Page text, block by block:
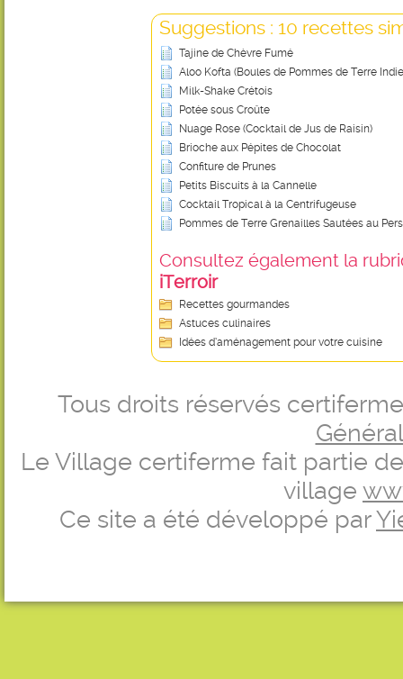
Suggestions : 10 recettes
Tajine de Chèvre Fumé
Aloo Kofta (Boules de Pommes de Terre
Milk-Shake Crétois
Potée sous Croûte
Nuage Rose (Cocktail de Jus de Raisin)
Brioche aux Pépites de Chocolat
Confiture de Prunes
Petits Biscuits à la Cannelle
Cocktail Tropical à la Centrifugeuse
Pommes de Terre Grenailles Sautées au
Consultez également la
iTerroir
Recettes gourmandes
Astuces culinaires
Idées d’aménagement pour votre cuisine
Tous droits réservés
Le Village certiferme fait partie
village
Ce site a été développé par